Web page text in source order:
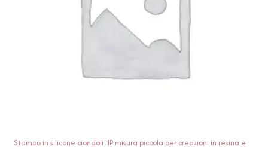
Stampo in silicone ciondoli HP misura piccola per creazioni in resina e